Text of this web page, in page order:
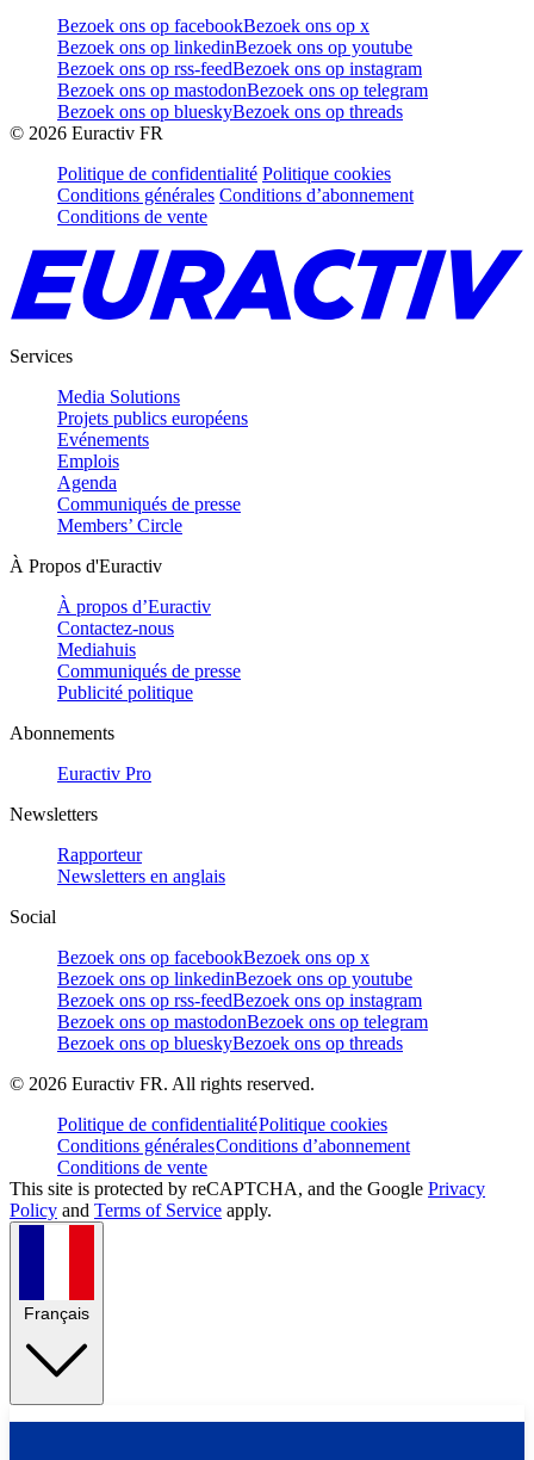
Bezoek ons op facebookBezoek ons op x
Bezoek ons op linkedinBezoek ons op youtube
Bezoek ons op rss-feedBezoek ons op instagram
Bezoek ons op mastodonBezoek ons op telegram
Bezoek ons op blueskyBezoek ons op threads
© 2026 Euractiv FR
Politique de confidentialité Politique cookies
Conditions générales Conditions d’abonnement
Conditions de vente
Services
Media Solutions
Projets publics européens
Evénements
Emplois
Agenda
Communiqués de presse
Members’ Circle
À Propos d'Euractiv
À propos d’Euractiv
Contactez-nous
Mediahuis
Communiqués de presse
Publicité politique
Abonnements
Euractiv Pro
Newsletters
Rapporteur
Newsletters en anglais
Social
Bezoek ons op facebookBezoek ons op x
Bezoek ons op linkedinBezoek ons op youtube
Bezoek ons op rss-feedBezoek ons op instagram
Bezoek ons op mastodonBezoek ons op telegram
Bezoek ons op blueskyBezoek ons op threads
© 2026 Euractiv FR. All rights reserved.
Politique de confidentialitéPolitique cookies
Conditions généralesConditions d’abonnement
Conditions de vente
This site is protected by reCAPTCHA, and the Google Privacy
Policy and Terms of Service apply.
Français